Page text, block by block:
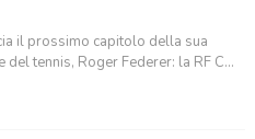
il prossimo capitolo della sua
tennis, Roger Federer: la RF C...